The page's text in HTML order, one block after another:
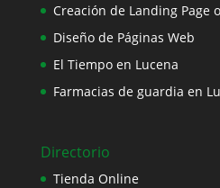
Creación de Landing Page
Diseño de Páginas Web
El Tiempo en Lucena
Farmacias de guardia en
Directorio
Tienda Online